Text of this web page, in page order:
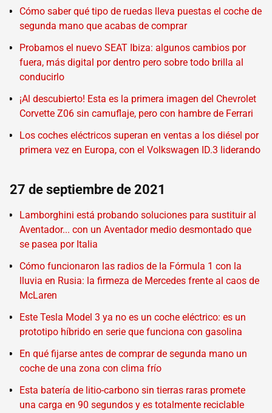
Cómo saber qué tipo de ruedas lleva puestas el coche de
segunda mano que acabas de comprar
Probamos el nuevo SEAT Ibiza: algunos cambios por
fuera, más digital por dentro pero sobre todo brilla al
conducirlo
¡Al descubierto! Esta es la primera imagen del Chevrolet
Corvette Z06 sin camuflaje, pero con hambre de Ferrari
Los coches eléctricos superan en ventas a los diésel por
primera vez en Europa, con el Volkswagen ID.3 liderando
27 de septiembre de 2021
Lamborghini está probando soluciones para sustituir al
Aventador... con un Aventador medio desmontado que
se pasea por Italia
Cómo funcionaron las radios de la Fórmula 1 con la
lluvia en Rusia: la firmeza de Mercedes frente al caos de
McLaren
Este Tesla Model 3 ya no es un coche eléctrico: es un
prototipo híbrido en serie que funciona con gasolina
En qué fijarse antes de comprar de segunda mano un
coche de una zona con clima frío
Esta batería de litio-carbono sin tierras raras promete
una carga en 90 segundos y es totalmente reciclable